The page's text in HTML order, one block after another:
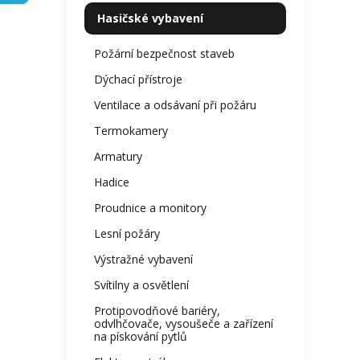
kategorie
Hasičské vybavení
Požární bezpečnost staveb
Dýchací přístroje
Ventilace a odsávaní při požáru
Termokamery
Armatury
Hadice
Proudnice a monitory
Lesní požáry
Výstražné vybavení
Svítilny a osvětlení
Protipovodňové bariéry,
odvlhčovače, vysoušeče a zařízení
na pískování pytlů